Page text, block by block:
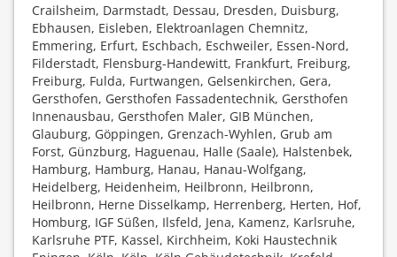
Crailsheim, Darmstadt, Dessau, Dresden, Duisburg,
Ebhausen, Eisleben, Elektroanlagen Chemnitz,
Emmering, Erfurt, Eschbach, Eschweiler, Essen-Nord,
Filderstadt, Flensburg-Handewitt, Frankfurt, Freiburg,
Freiburg, Fulda, Furtwangen, Gelsenkirchen, Gera,
Gersthofen, Gersthofen Fassadentechnik, Gersthofen
Innenausbau, Gersthofen Maler, GIB München,
Glauburg, Göppingen, Grenzach-Wyhlen, Grub am
Forst, Günzburg, Haguenau, Halle (Saale), Halstenbek,
Hamburg, Hamburg, Hanau, Hanau-Wolfgang,
Heidelberg, Heidenheim, Heilbronn, Heilbronn,
Heilbronn, Herne Disselkamp, Herrenberg, Herten, Hof,
Homburg, IGF Süßen, Ilsfeld, Jena, Kamenz, Karlsruhe,
Karlsruhe PTF, Kassel, Kirchheim, Koki Haustechnik